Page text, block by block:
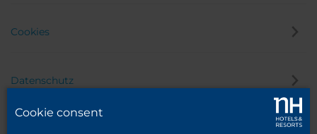
Cookies
Datenschutz
Cookie consent